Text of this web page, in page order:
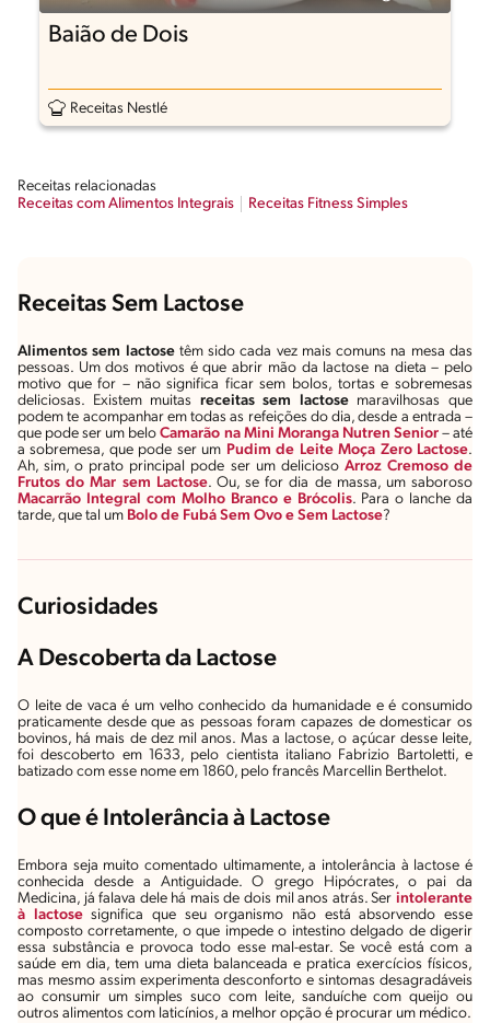
Baião de Dois
Receitas Nestlé
Receitas relacionadas
Receitas com Alimentos Integrais
Receitas Fitness Simples
Receitas Sem Lactose
Alimentos sem lactosetêm sido cada vez mais comuns na mesa das
pessoas. Um dos motivos é que abrir mão da lactose na dieta – pelo
motivo que for – não significa ficar sem bolos, tortas e sobremesas
deliciosas. Existem muitas receitas sem lactosemaravilhosas que
podem te acompanhar em todas as refeições do dia, desde a entrada –
que pode ser um beloCamarão na Mini Moranga Nutren Senior– até
a sobremesa, que pode ser um Pudim de Leite Moça Zero Lactose.
Ah, sim, o prato principal pode ser um delicioso Arroz Cremoso de
Frutos do Mar sem Lactose. Ou, se for dia de massa, um saboroso
Macarrão Integral com Molho Branco e Brócolis. Para o lanche da
tarde, que tal um Bolo de Fubá Sem Ovo e Sem Lactose?
Curiosidades
A Descoberta da Lactose
O leite de vaca é um velho conhecido da humanidade e é consumido
praticamente desde que as pessoas foram capazes de domesticar os
bovinos, há mais de dez mil anos. Mas a lactose, o açúcar desse leite,
foi descoberto em 1633, pelo cientista italiano Fabrizio Bartoletti, e
batizado com esse nome em 1860, pelo francês Marcellin Berthelot.
O que é Intolerância à Lactose
Embora seja muito comentado ultimamente, a intolerância à lactose é
conhecida desde a Antiguidade. O grego Hipócrates, o pai da
Medicina, já falava dele há mais de dois mil anos atrás. Ser intolerante
à lactosesignifica que seu organismo não está absorvendo esse
composto corretamente, o que impede o intestino delgado de digerir
essa substância e provoca todo esse mal-estar. Se você está com a
saúde em dia, tem uma dieta balanceada e pratica exercícios físicos,
mas mesmo assim experimenta desconforto e sintomas desagradáveis
ao consumir um simples suco com leite, sanduíche com queijo ou
outros alimentos com laticínios, a melhor opção é procurar um médico.